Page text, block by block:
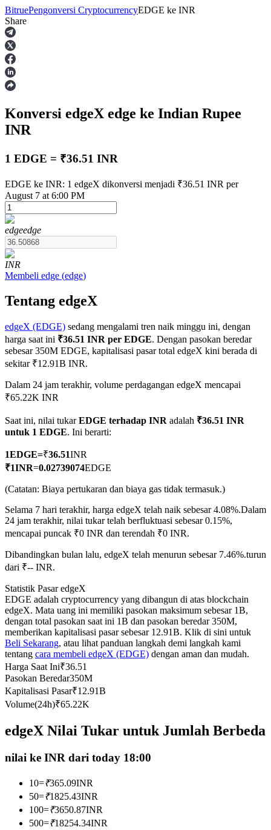
Berjangka
USDT Berjangka
Kontrak berjangka menggunakan USDT sebagai jaminannya
COIN-M Berjangka
Mata Uang Kripto Berjangka
TradFi
USDC Berjangka
Kontrak berjangka menggunakan USDC sebagai jaminannya
Copy Trading
Bergabunglah dengan pedagang top
Menjadi Pedagang Salinan
BitruePengonversi CryptocurrencyEDGE ke INR
Share
Konversi edgeX edge ke Indian Rupee
INR
1 EDGE = ₹36.51 INR
EDGE ke INR: 1 edgeX dikonversi menjadi ₹36.51 INR per
August 7 at 6:00 PM
edgeedge
INR
Membeli edge (edge)
Tentang edgeX
edgeX (EDGE) sedang mengalami tren naik minggu ini, dengan
harga saat ini ₹36.51 INR per EDGE. Dengan pasokan beredar
sebesar 350M EDGE, kapitalisasi pasar total edgeX kini berada di
sekitar ₹12.91B INR.
Dalam 24 jam terakhir, volume perdagangan edgeX mencapai
₹65.22K INR
Saat ini, nilai tukarEDGE terhadap INR adalah ₹36.51 INR
untuk 1 EDGE. Ini berarti:
1EDGE=₹36.51INR
₹1INR=0.02739074EDGE
(Catatan: Biaya pertukaran dan biaya gas tidak termasuk.)
Selama 7 hari terakhir, harga edgeX telah naik sebesar 4.08%.Dalam
24 jam terakhir, nilai tukar telah berfluktuasi sebesar 0.15%,
mencapai puncak ₹0 INR dan terendah ₹0 INR.
Dibandingkan bulan lalu, edgeX telah menurun sebesar 7.46%.turun
dari ₹-- INR.
Statistik Pasar edgeX
EDGE adalah cryptocurrency yang dibangun di atas blockchain
edgeX. Mata uang ini memiliki pasokan maksimum sebesar 1B,
dengan total pasokan saat ini 1B dan pasokan beredar 350M,
memberikan kapitalisasi pasar sebesar 12.91B. Klik di sini untuk
Beli Sekarang, atau lihat panduan langkah demi langkah kami
tentang cara membeli edgeX (EDGE) dengan aman dan mudah.
Harga Saat Ini₹36.51
Pasokan Beredar350M
Kapitalisasi Pasar₹12.91B
Volume(24h)₹65.22K
edgeX Nilai Tukar untuk Jumlah Berbeda
nilai ke INR dari today 18:00
10=₹365.09INR
50=₹1825.43INR
100=₹3650.87INR
500=₹18254.34INR